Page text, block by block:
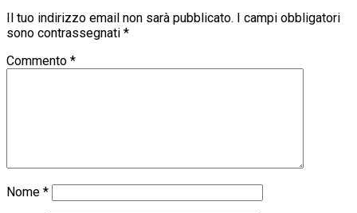
Il tuo indirizzo email non sarà pubblicato.
I campi obbligatori
sono contrassegnati *
Commento *
Nome *